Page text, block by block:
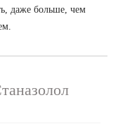
даже больше, чем